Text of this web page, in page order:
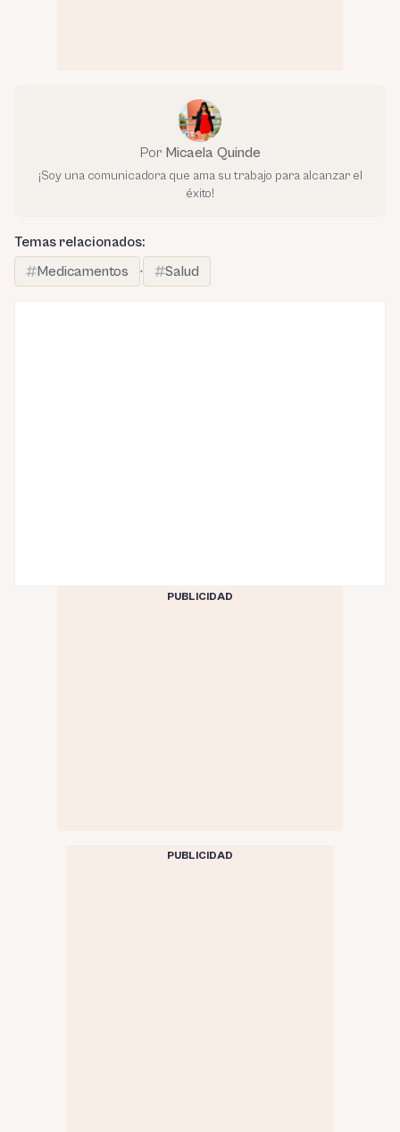
Por Micaela Quinde
¡Soy una comunicadora que ama su trabajo para alcanzar el
éxito!
Temas relacionados:
Medicamentos
· Salud
PUBLICIDAD
PUBLICIDAD